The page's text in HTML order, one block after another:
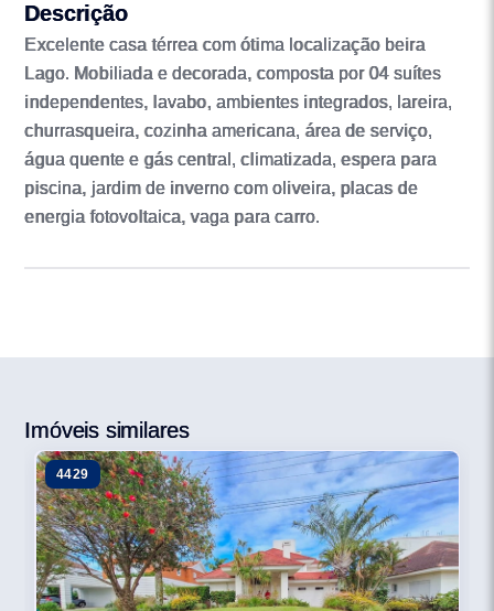
Descrição
Excelente casa térrea com ótima localização beira
Lago. Mobiliada e decorada, composta por 04 suítes
independentes, lavabo, ambientes integrados, lareira,
churrasqueira, cozinha americana, área de serviço,
água quente e gás central, climatizada, espera para
piscina, jardim de inverno com oliveira, placas de
energia fotovoltaica, vaga para carro.
Imóveis similares
4429